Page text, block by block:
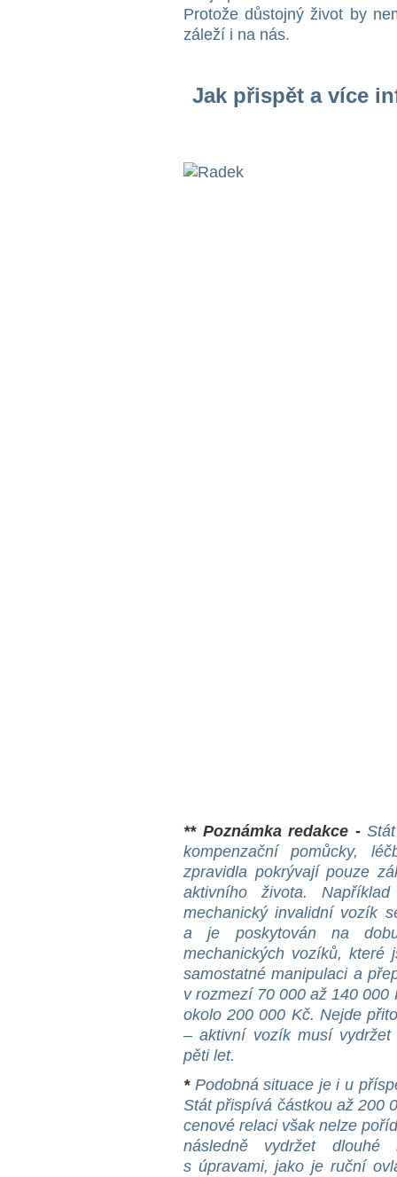
Protože důstojný život by
záleží i na nás.
Jak přispět a více
** Poznámka redakce -
kompenzační pomůcky,
zpravidla pokrývají pouze
aktivního života.
mechanický invalidní vozík
a je poskytován na
mechanických vozíků, které
samostatné manipulaci a
v rozmezí 70 000 až 140
okolo 200 000 Kč. Nejde
– aktivní vozík musí
pěti let.
*Podobná situace je i u
Stát přispívá částkou až 200
cenové relaci však nelze
následně vydržet
s úpravami, jako je ruční